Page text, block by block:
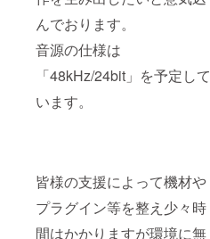
んでおります。
音源の仕様は
「48kHz/24bit」を予定して
います。
皆様の支援によって機材や
プラグイン等を整え少々時
間はかかりますが環境に無